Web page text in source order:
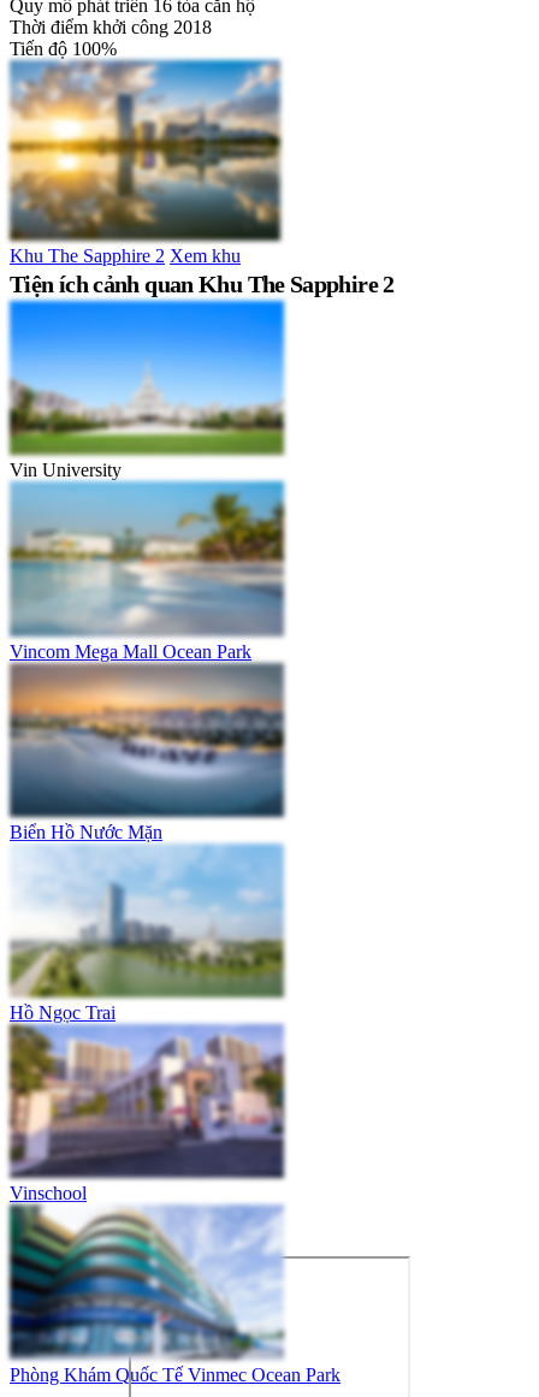
Quy mô phát triển 16 tòa căn hộ
Thời điểm khởi công 2018
Tiến độ 100%
Khu The Sapphire 2 Xem khu
Tiện ích cảnh quan Khu The Sapphire 2
Vin University
Vincom Mega Mall Ocean Park
Biển Hồ Nước Mặn
Hồ Ngọc Trai
Vinschool
Phòng Khám Quốc Tế Vinmec Ocean Park